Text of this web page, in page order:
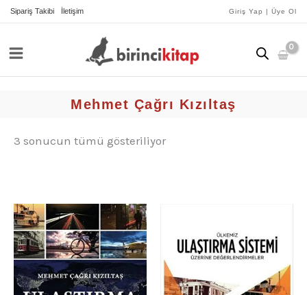
İçeriğe
Sipariş Takibi İletişim Giriş Yap | Üye Ol
Mehmet Çağrı Kızıltaş
3 sonucun tümü gösteriliyor
göre